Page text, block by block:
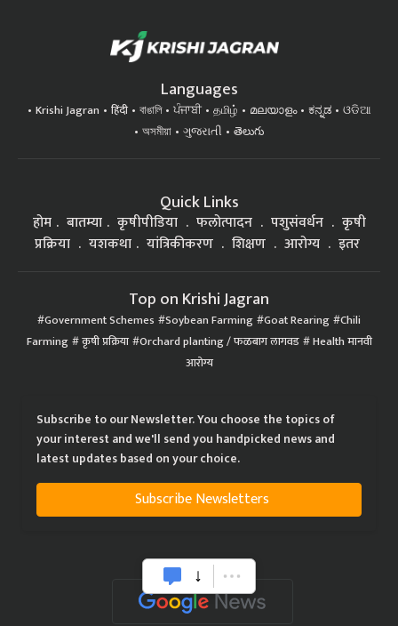
Languages
Krishi Jagran हिंदी বাঙালি ਪੰਜਾਬੀ தமிழ் മലയാളം ಕನ್ನಡ
ଓଡିଆ
অসমীয়া
ગુજરાતી తెలుగు
Quick Links
होम बातम्या कृषीपीडिया फलोत्पादन पशुसंवर्धन
कृषी
प्रक्रिया
यशकथा यांत्रिकीकरण शिक्षण आरोग्य इतर
Top on Krishi Jagran
Government Schemes Soybean Farming Goat Rearing Chili
Farming कृषी प्रक्रिया Orchard planting / फळबाग लागवड Health मानवी
आरोग्य
Subscribe to our Newsletter. You choose the topics of
your interest and we'll send you handpicked news and
latest updates based on your choice.
Subscribe Newsletters